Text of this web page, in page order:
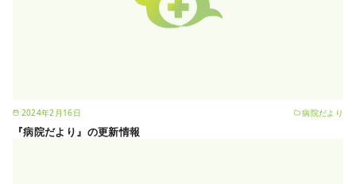
2024年2月16日 病院だより
『病院だより』の更新情報